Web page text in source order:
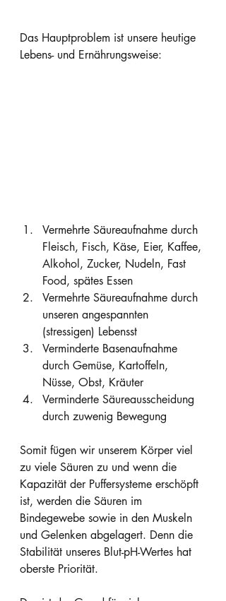
Das Hauptproblem ist unsere heutige
Lebens- und Ernährungsweise:
Vermehrte Säureaufnahme durch
Fleisch, Fisch, Käse, Eier, Kaffee,
Alkohol, Zucker, Nudeln, Fast
Food, spätes Essen
Vermehrte Säureaufnahme durch
unseren angespannten
(stressigen) Lebensst
Verminderte Basenaufnahme
durch Gemüse, Kartoffeln,
Nüsse, Obst, Kräuter
Verminderte Säureausscheidung
durch zuwenig Bewegung
Somit fügen wir unserem Körper viel
zu viele Säuren zu und wenn die
Kapazität der Puffersysteme erschöpft
ist, werden die Säuren im
Bindegewebe sowie in den Muskeln
und Gelenken abgelagert. Denn die
Stabilität unseres Blut-pH-Wertes hat
oberste Priorität.